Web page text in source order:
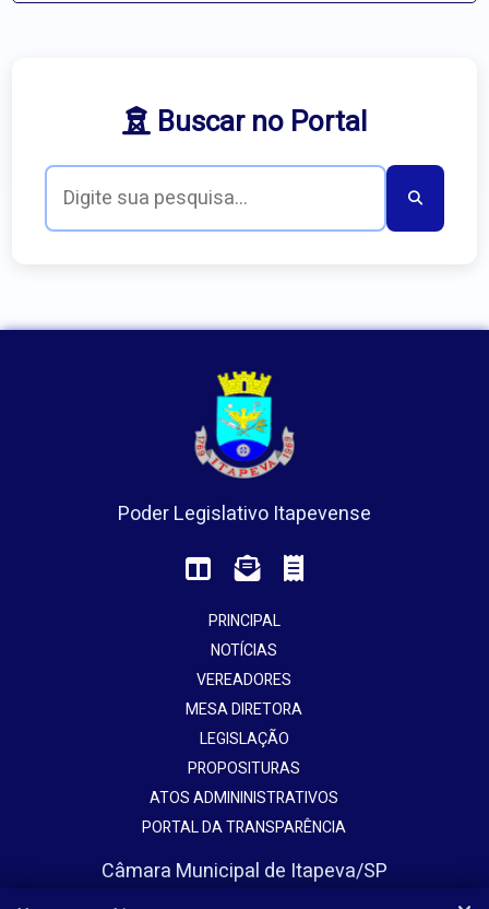
Buscar no Portal
Poder Legislativo Itapevense
PRINCIPAL
NOTÍCIAS
VEREADORES
MESA DIRETORA
LEGISLAÇÃO
PROPOSITURAS
ATOS ADMININISTRATIVOS
PORTAL DA TRANSPARÊNCIA
Câmara Municipal de Itapeva/SP